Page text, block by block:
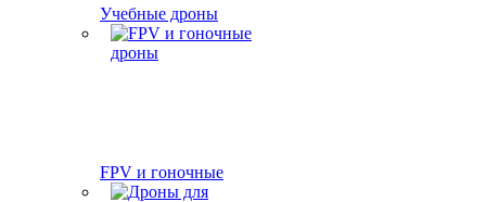
Учебные дроны
FPV и гоночные